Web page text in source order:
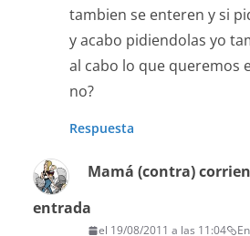
tambien se enteren y si
y acabo pidiendolas yo
al cabo lo que queremos
no?
Respuesta
Mamá (contra)
entrada
el 19/08/2011 a las 11:04